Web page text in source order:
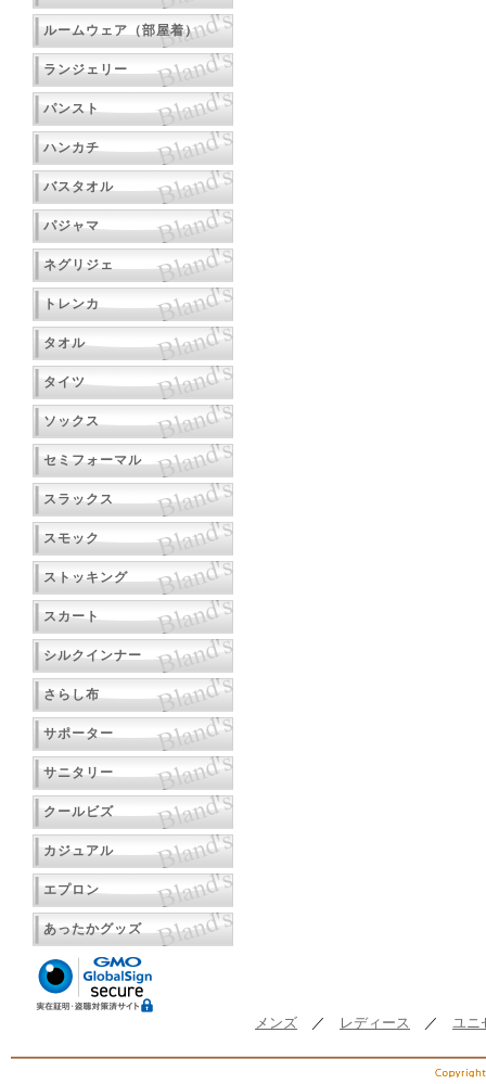
ルームウェア（部屋着）
ランジェリー
パンスト
ハンカチ
バスタオル
パジャマ
ネグリジェ
トレンカ
タオル
タイツ
ソックス
セミフォーマル
スラックス
スモック
ストッキング
スカート
シルクインナー
さらし布
サポーター
サニタリー
クールビズ
カジュアル
エプロン
あったかグッズ
メンズ ／ レディース ／ ユニ